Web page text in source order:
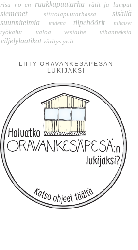
risu no en ruukkupuutarha rätit ja lumput
siemenet siirtolapuutarhassa
sisällä
suunnitelmia
taidetta tilpehöörit tuliaiset
työkalut valoa vesiaihe vihanneksia
viljelylaatikot väritys yrtit
LIITY ORAVANKESÄPESÄN
LUKIJAKSI